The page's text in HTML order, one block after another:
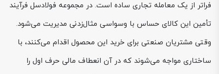
فراتر از یک معامله تجاری ساده است. در مجموعه فولادسل فرآیند
تأمین این کالای حساس با وسواسی مثال‌زدنی مدیریت می‌شود.
وقتی مشتریان صنعتی برای خرید این محصول اقدام می‌کنند، با
ساختاری مواجه می‌شوند که در آن انعطاف مالی حرف اول را